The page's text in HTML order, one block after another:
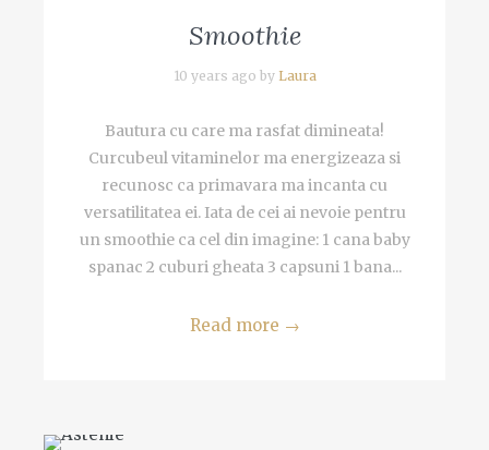
Smoothie
10 years ago by Laura
Bautura cu care ma rasfat dimineata!
Curcubeul vitaminelor ma energizeaza si
recunosc ca primavara ma incanta cu
versatilitatea ei. Iata de cei ai nevoie pentru
un smoothie ca cel din imagine: 1 cana baby
spanac 2 cuburi gheata 3 capsuni 1 bana...
Read more →